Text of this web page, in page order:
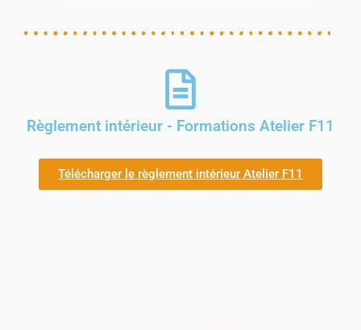
Règlement intérieur - Formations Atelier F11
Télécharger le règlement intérieur Atelier F11